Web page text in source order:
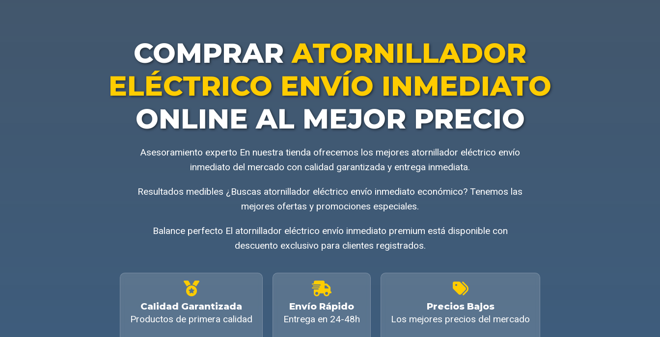
COMPRARATORNILLADOR
ELÉCTRICO ENVÍO INMEDIATO
ONLINE AL MEJOR PRECIO
Asesoramiento experto En nuestra tienda ofrecemos los mejores atornillador eléctrico envío
inmediato del mercado con calidad garantizada y entrega inmediata.
Resultados medibles ¿Buscas atornillador eléctrico envío inmediato económico? Tenemos las
mejores ofertas y promociones especiales.
Balance perfecto El atornillador eléctrico envío inmediato premium está disponible con
descuento exclusivo para clientes registrados.
Calidad Garantizada
Productos de primera calidad
Envío Rápido
Entrega en 24-48h
Precios Bajos
Los mejores precios del mercado